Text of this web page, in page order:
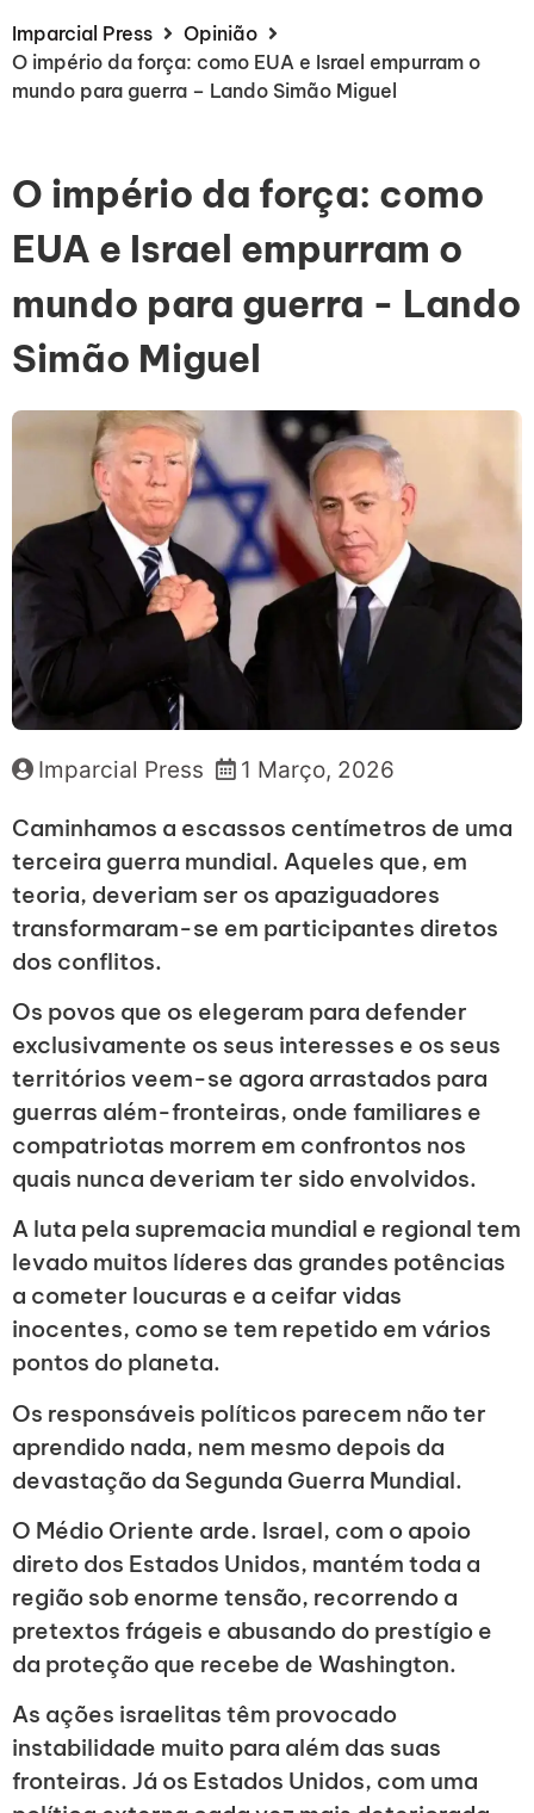
Imparcial Press
Opinião
O império da força: como EUA e Israel empurram o
mundo para guerra – Lando Simão Miguel
O império da força: como
EUA e Israel empurram o
mundo para guerra - Lando
Simão Miguel
Imparcial Press 1 Março, 2026
Caminhamos a escassos centímetros de uma
terceira guerra mundial. Aqueles que, em
teoria, deveriam ser os apaziguadores
transformaram-se em participantes diretos
dos conflitos.
Os povos que os elegeram para defender
exclusivamente os seus interesses e os seus
territórios veem-se agora arrastados para
guerras além-fronteiras, onde familiares e
compatriotas morrem em confrontos nos
quais nunca deveriam ter sido envolvidos.
A luta pela supremacia mundial e regional tem
levado muitos líderes das grandes potências
a cometer loucuras e a ceifar vidas
inocentes, como se tem repetido em vários
pontos do planeta.
Os responsáveis políticos parecem não ter
aprendido nada, nem mesmo depois da
devastação da Segunda Guerra Mundial.
O Médio Oriente arde. Israel, com o apoio
direto dos Estados Unidos, mantém toda a
região sob enorme tensão, recorrendo a
pretextos frágeis e abusando do prestígio e
da proteção que recebe de Washington.
As ações israelitas têm provocado
instabilidade muito para além das suas
fronteiras. Já os Estados Unidos, com uma